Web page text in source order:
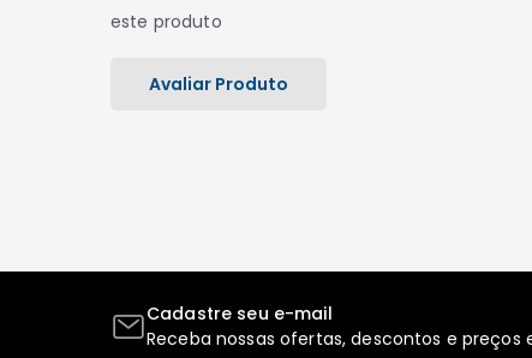
este produto
Avaliar Produto
Cadastre seu e-mail
Receba nossas ofertas, descontos e preços